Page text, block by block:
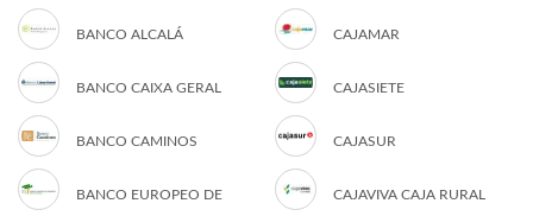
BANCO ALCALÁ
BANCO CAIXA GERAL
BANCO CAMINOS
BANCO EUROPEO DE
CAJAMAR
CAJASIETE
CAJASUR
CAJAVIVA CAJA RURAL